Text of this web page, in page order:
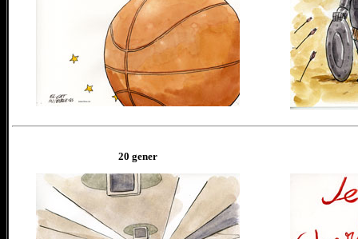
20 gener